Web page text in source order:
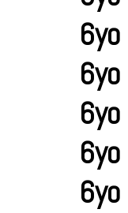
6yo
6yo
6yo
6yo
6yo